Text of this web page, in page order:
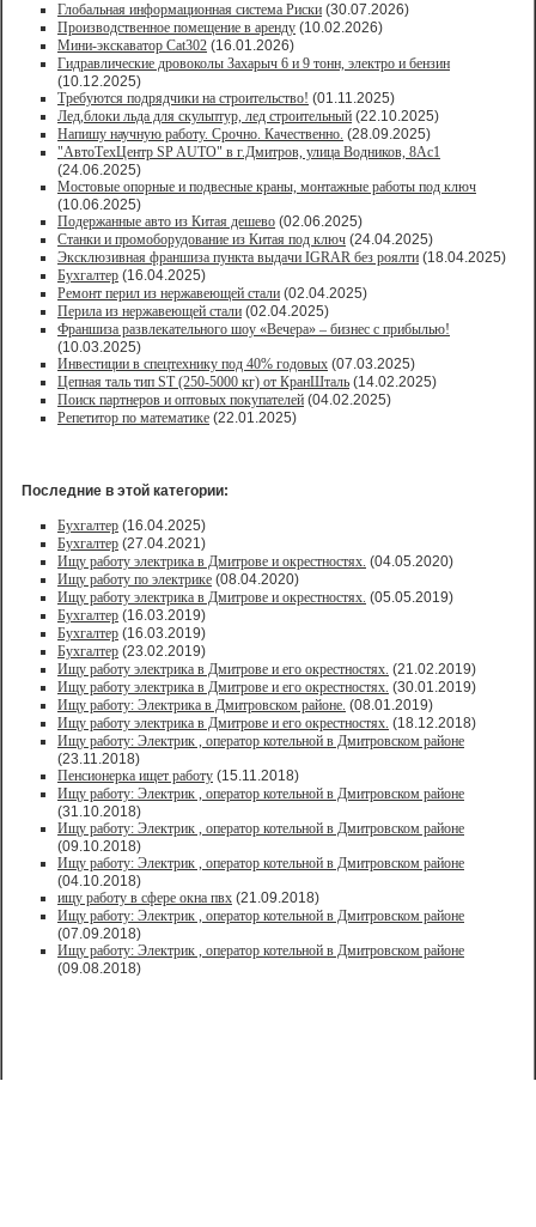
Глобальная информационная система Риски (30.07.2026)
Производственное помещение в аренду (10.02.2026)
Мини-экскаватор Cat302 (16.01.2026)
Гидравлические дровоколы Захарыч 6 и 9 тонн, электро и бензин
(10.12.2025)
Требуются подрядчики на строительство! (01.11.2025)
Лед,блоки льда для скульптур, лед строительный (22.10.2025)
Напишу научную работу. Срочно. Качественно. (28.09.2025)
"АвтоТехЦентр SP AUTO" в г.Дмитров, улица Водников, 8Ас1
(24.06.2025)
Мостовые опорные и подвесные краны, монтажные работы под ключ
(10.06.2025)
Подержанные авто из Китая дешево (02.06.2025)
Станки и промоборудование из Китая под ключ (24.04.2025)
Эксклюзивная франшиза пункта выдачи IGRAR без роялти (18.04.2025)
Бухгалтер (16.04.2025)
Ремонт перил из нержавеющей стали (02.04.2025)
Перила из нержавеющей стали (02.04.2025)
Франшиза развлекательного шоу «Вечера» – бизнес с прибылью!
(10.03.2025)
Инвестиции в спецтехнику под 40% годовых (07.03.2025)
Цепная таль тип ST (250-5000 кг) от КранШталь (14.02.2025)
Поиск партнеров и оптовых покупателей (04.02.2025)
Репетитор по математике (22.01.2025)
Последние в этой категории:
Бухгалтер (16.04.2025)
Бухгалтер (27.04.2021)
Ищу работу электрика в Дмитрове и окрестностях. (04.05.2020)
Ищу работу по электрике (08.04.2020)
Ищу работу электрика в Дмитрове и окрестностях. (05.05.2019)
Бухгалтер (16.03.2019)
Бухгалтер (16.03.2019)
Бухгалтер (23.02.2019)
Ищу работу электрика в Дмитрове и его окрестностях. (21.02.2019)
Ищу работу электрика в Дмитрове и его окрестностях. (30.01.2019)
Ищу работу: Электрика в Дмитровском районе. (08.01.2019)
Ищу работу электрика в Дмитрове и его окрестностях. (18.12.2018)
Ищу работу: Электрик , оператор котельной в Дмитровском районе
(23.11.2018)
Пенсионерка ищет работу (15.11.2018)
Ищу работу: Электрик , оператор котельной в Дмитровском районе
(31.10.2018)
Ищу работу: Электрик , оператор котельной в Дмитровском районе
(09.10.2018)
Ищу работу: Электрик , оператор котельной в Дмитровском районе
(04.10.2018)
ищу работу в сфере окна пвх (21.09.2018)
Ищу работу: Электрик , оператор котельной в Дмитровском районе
(07.09.2018)
Ищу работу: Электрик , оператор котельной в Дмитровском районе
(09.08.2018)